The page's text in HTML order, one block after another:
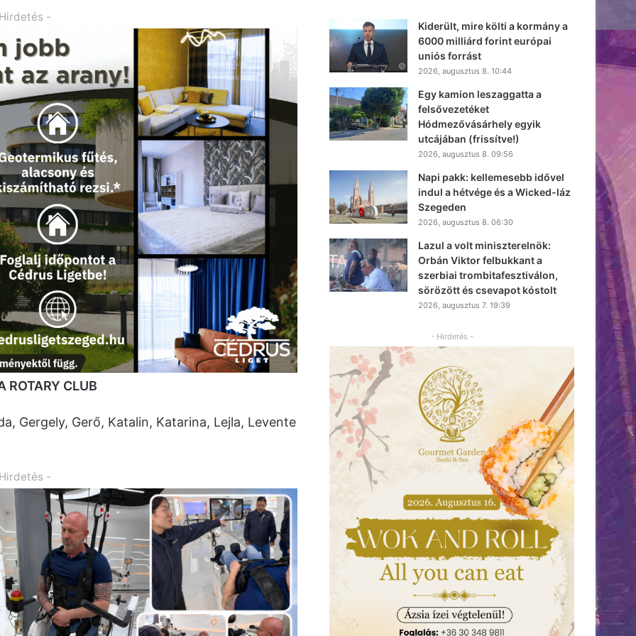
-
ROTARY CLUB
Gergely, Gerő, Katalin, Katarina, Lejla, Levente
-
Kiderült, mire költi a kormány a
6000 milliárd forint európai
uniós forrást
2026, augusztus 8. 10:44
Egy kamion leszaggatta a
felsővezetéket
Hódmezővásárhely egyik
utcájában (frissítve!)
2026, augusztus 8. 09:56
Napi pakk: kellemesebb idővel
indul a hétvége és a Wicked-láz
Szegeden
2026, augusztus 8. 06:30
Lazul a volt miniszterelnök:
Orbán Viktor felbukkant a
szerbiai trombitafesztiválon,
sörözött és csevapot kóstolt
2026, augusztus 7. 19:39
- Hirdetés -